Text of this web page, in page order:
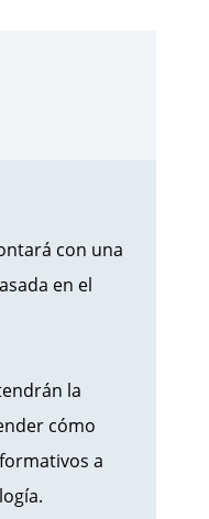
con una
en el
la
cómo
a